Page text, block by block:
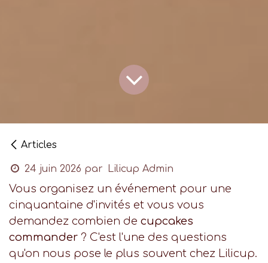
Articles
24 juin 2026 par Lilicup Admin
Vous organisez un événement pour une
cinquantaine d'invités et vous vous
demandez combien de cupcakes
commander ? C'est l'une des questions
qu'on nous pose le plus souvent chez Lilicup.